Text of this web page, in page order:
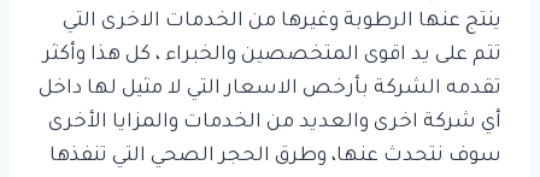
ينتج عنها الرطوبة وغيرها من الخدمات الاخرى التي
تتم على يد اقوى المتخصصين والخبراء ، كل هذا وأكثر
تقدمه الشركة بأرخص الاسعار التي لا مثيل لها داخل
أي شركة اخرى والعديد من الخدمات والمزايا الأخرى
سوف نتحدث عنها، وطرق الحجر الصحي التي تنفذها